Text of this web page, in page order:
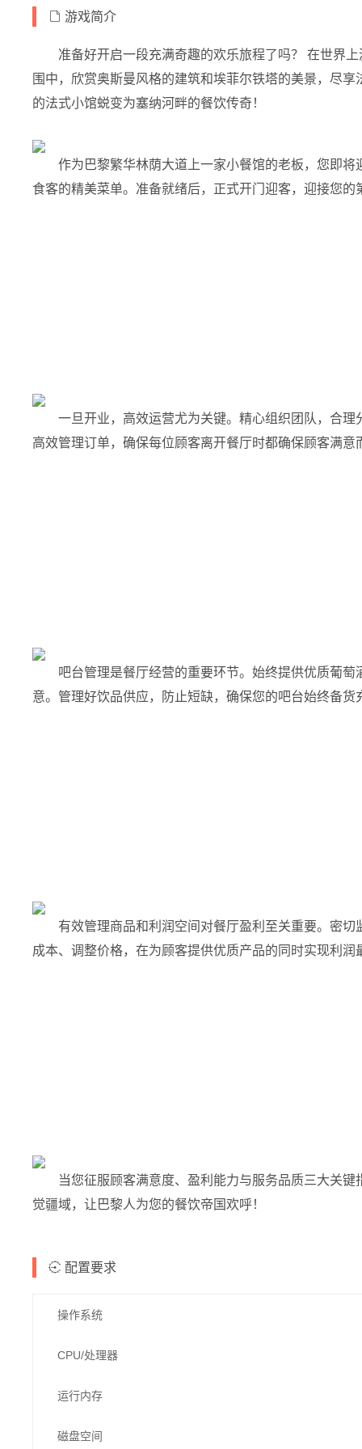
游戏简介
准备好开启一段充满奇趣的欢乐旅程了吗？ 在世界
围中，欣赏奥斯曼风格的建筑和埃菲尔铁塔的美景，尽
的法式小馆蜕变为塞纳河畔的餐饮传奇！
作为巴黎繁华林荫大道上一家小餐馆的老板，您即
食客的精美菜单。准备就绪后，正式开门迎客，迎接您的
一旦开业，高效运营尤为关键。精心组织团队，合
高效管理订单，确保每位顾客离开餐厅时都确保顾客满
吧台管理是餐厅经营的重要环节。始终提供优质葡
意。管理好饮品供应，防止短缺，确保您的吧台始终备
有效管理商品和利润空间对餐厅盈利至关重要。密
成本、调整价格，在为顾客提供优质产品的同时实现利润
当您征服顾客满意度、盈利能力与服务品质三大关
觉疆域，让巴黎人为您的餐饮帝国欢呼！
配置要求
操作系统
CPU/处理器
运行内存
磁盘空间